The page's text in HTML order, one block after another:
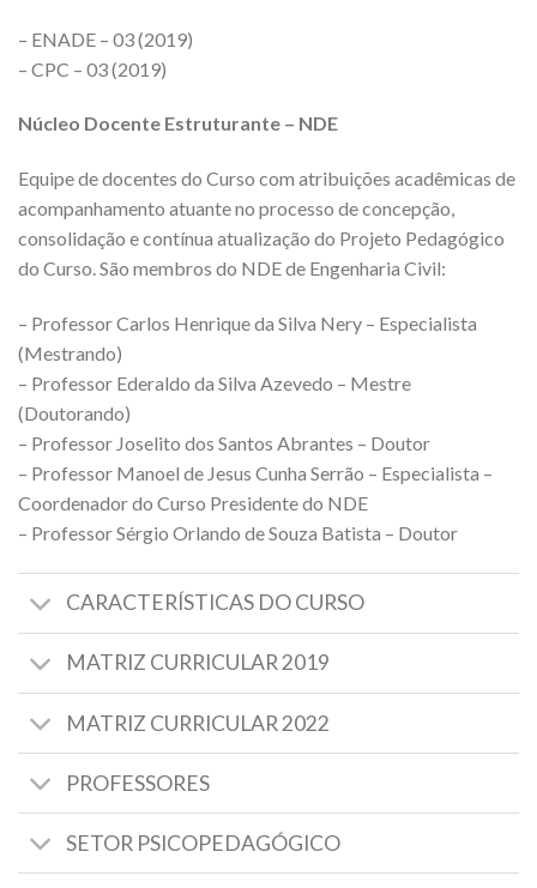
– ENADE – 03 (2019)
– CPC – 03 (2019)
Núcleo Docente Estruturante – NDE
Equipe de docentes do Curso com atribuições acadêmicas de
acompanhamento atuante no processo de concepção,
consolidação e contínua atualização do Projeto Pedagógico
do Curso. São membros do NDE de Engenharia Civil:
– Professor Carlos Henrique da Silva Nery – Especialista
(Mestrando)
– Professor Ederaldo da Silva Azevedo – Mestre
(Doutorando)
– Professor Joselito dos Santos Abrantes – Doutor
– Professor Manoel de Jesus Cunha Serrão – Especialista –
Coordenador do Curso Presidente do NDE
– Professor Sérgio Orlando de Souza Batista – Doutor
CARACTERÍSTICAS DO CURSO
MATRIZ CURRICULAR 2019
MATRIZ CURRICULAR 2022
PROFESSORES
SETOR PSICOPEDAGÓGICO